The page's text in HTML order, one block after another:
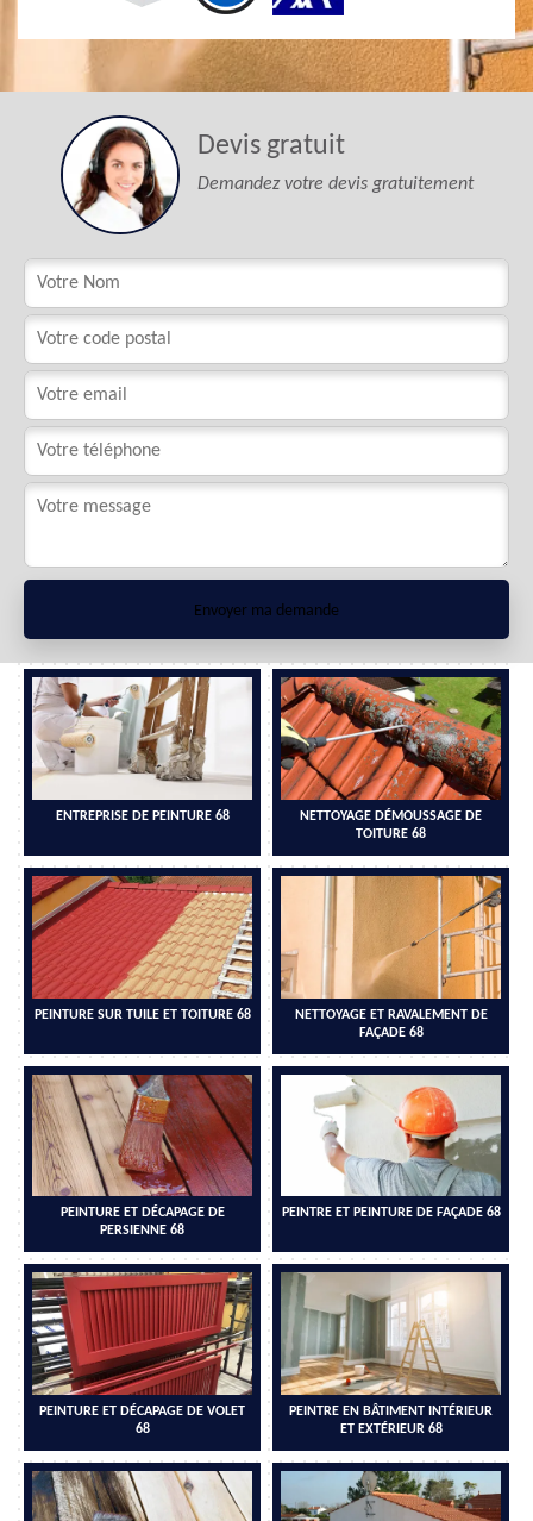
Devis gratuit
Demandez votre devis gratuitement
ENTREPRISE DE PEINTURE 68
NETTOYAGE DÉMOUSSAGE DE
TOITURE 68
PEINTURE SUR TUILE ET TOITURE 68
NETTOYAGE ET RAVALEMENT DE
FAÇADE 68
PEINTURE ET DÉCAPAGE DE
PERSIENNE 68
PEINTRE ET PEINTURE DE FAÇADE 68
PEINTURE ET DÉCAPAGE DE VOLET
68
PEINTRE EN BÂTIMENT INTÉRIEUR
ET EXTÉRIEUR 68